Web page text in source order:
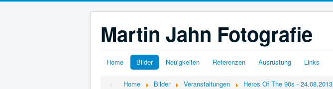
Martin Jahn Fotografie
Home Bilder Neuigkeiten Referenzen Ausrüstung Links
Home Bilder Veranstaltungen Heros Of The 90s - 24.08.2013